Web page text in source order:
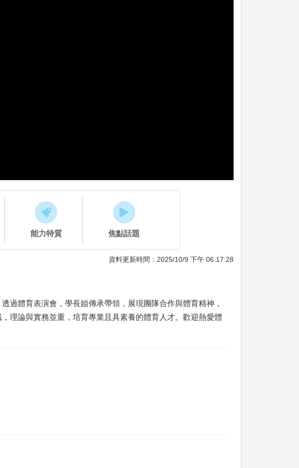
能力特質 焦點話題
資料更新時間：2025/10/9 下午 06:17:28
過體育表演會，學長姐傳承帶領，展現團隊合作與體育精神，
理論與實務並重，培育專業且具素養的體育人才。歡迎熱愛體